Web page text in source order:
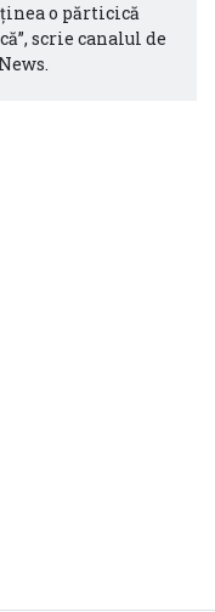
o părticică
scrie canalul de